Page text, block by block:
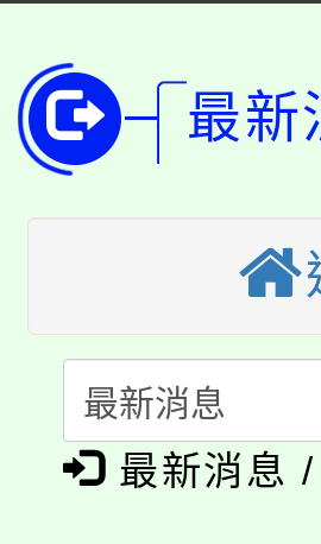
代理(課)教
轉知中國文
《TA101》
程，歡迎學
心理、諮
系所師生報
轉知苗栗縣
縣市「校園
門員」簡
踴躍報名參
桃園市115
「桃園市
展演活動實
115年度「
義教育推展
「2026
博覽會」之
「2026金
桃園市115
最新
最新消息 /